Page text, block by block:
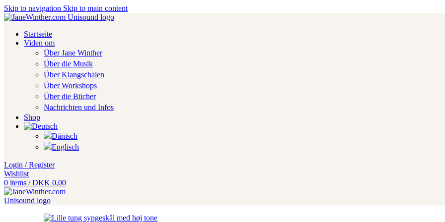
Skip to navigation Skip to main content
Startseite
Viden om
Über Jane Winther
Über die Musik
Über Klangschalen
Über Workshops
Über die Bücher
Nachrichten und Infos
Shop
Login / Register
Wishlist
0 items / DKK 0,00